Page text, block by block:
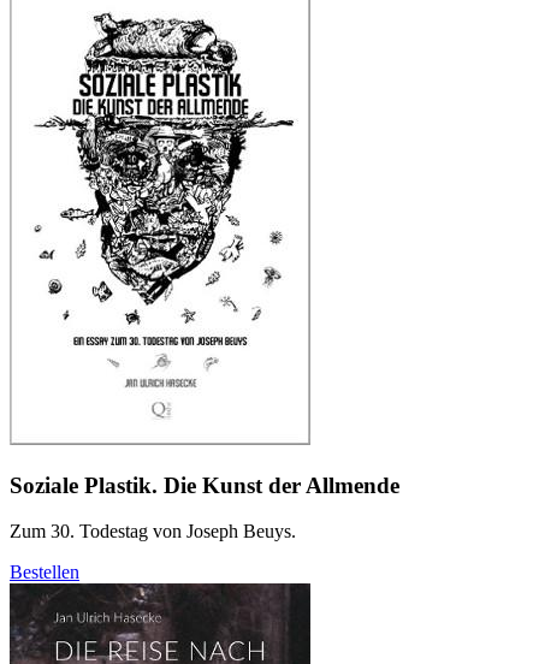
Soziale Plastik. Die Kunst der Allmende
Zum 30. Todestag von Joseph Beuys.
Bestellen